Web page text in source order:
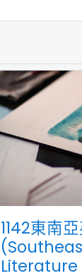
1142東南
Literature